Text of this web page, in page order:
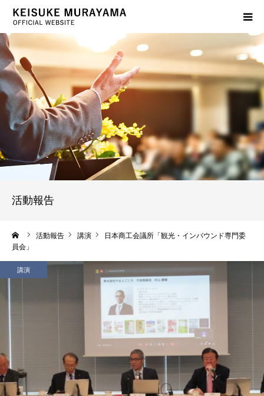
活動報告
活動報告 講演
日本商工会議所「観光・インバウンド専門委
員会」
講演
プロフィール
サービス案内
活動報告
出版物紹介